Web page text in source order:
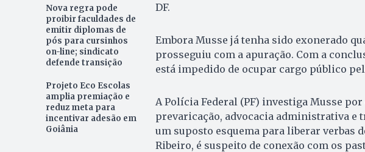
Nova regra pode
proibir faculdades de
emitir diplomas de
pós para cursinhos
on-line; sindicato
defende transição
Projeto Eco Escolas
amplia premiação e
reduz meta para
incentivar adesão em
Goiânia
DF.
Embora Musse já tenha sido exonerado
prosseguiu com a apuração. Com a
está impedido de ocupar cargo público
A Polícia Federal (PF) investiga Musse
prevaricação, advocacia administrativa e
um suposto esquema para liberar verbas
Ribeiro, é suspeito de conexão com os